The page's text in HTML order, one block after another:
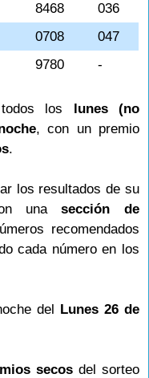
8468
036
0708
047
9780 -
los lunes (no
, con un premio
.
los resultados de su
unasección de
recomendados
cada número en los
del Lunes 26 de
secosdel sorteo